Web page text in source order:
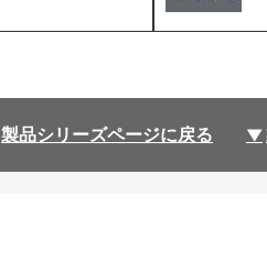
製品シリーズページに戻る